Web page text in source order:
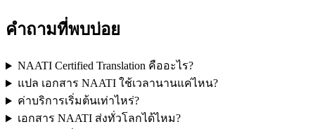
คำถามที่พบบ่อย
NAATI Certified Translation คืออะไร?
แปล เอกสาร NAATI ใช้เวลานานแค่ไหน?
ค่าบริการเริ่มต้นเท่าไหร่?
เอกสาร NAATI ส่งทั่วโลกได้ไหม?